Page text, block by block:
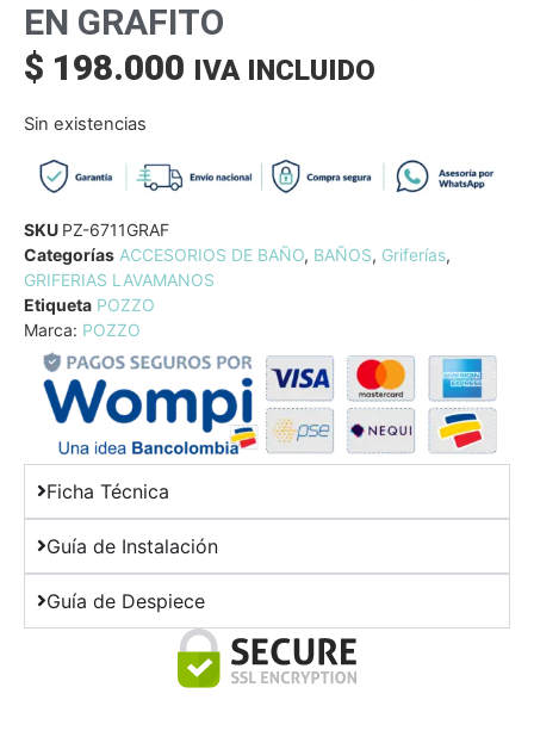
EN GRAFITO
$ 198.000 IVA INCLUIDO
Sin existencias
SKU PZ-6711GRAF
Categorías ACCESORIOS DE BAÑO, BAÑOS, Griferías,
GRIFERIAS LAVAMANOS
Etiqueta POZZO
Marca: POZZO
Ficha Técnica
Guía de Instalación
Guía de Despiece